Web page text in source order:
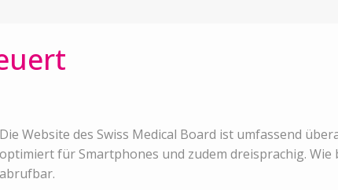
Die Website des Swiss Medical Board ist umfassend
optimiert für Smartphones und zudem dreisprachig. Wie
abrufbar.